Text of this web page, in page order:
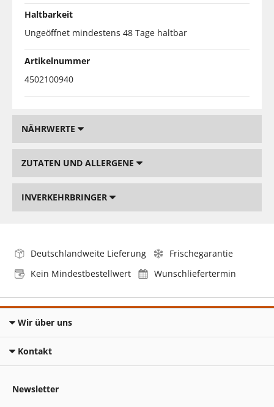
Haltbarkeit
Ungeöffnet mindestens 48 Tage haltbar
Artikelnummer
4502100940
NÄHRWERTE
ZUTATEN UND ALLERGENE
INVERKEHRBRINGER
Deutschlandweite Lieferung
Frischegarantie
Kein Mindestbestellwert
Wunschliefertermin
Wir über uns
Kontakt
Newsletter